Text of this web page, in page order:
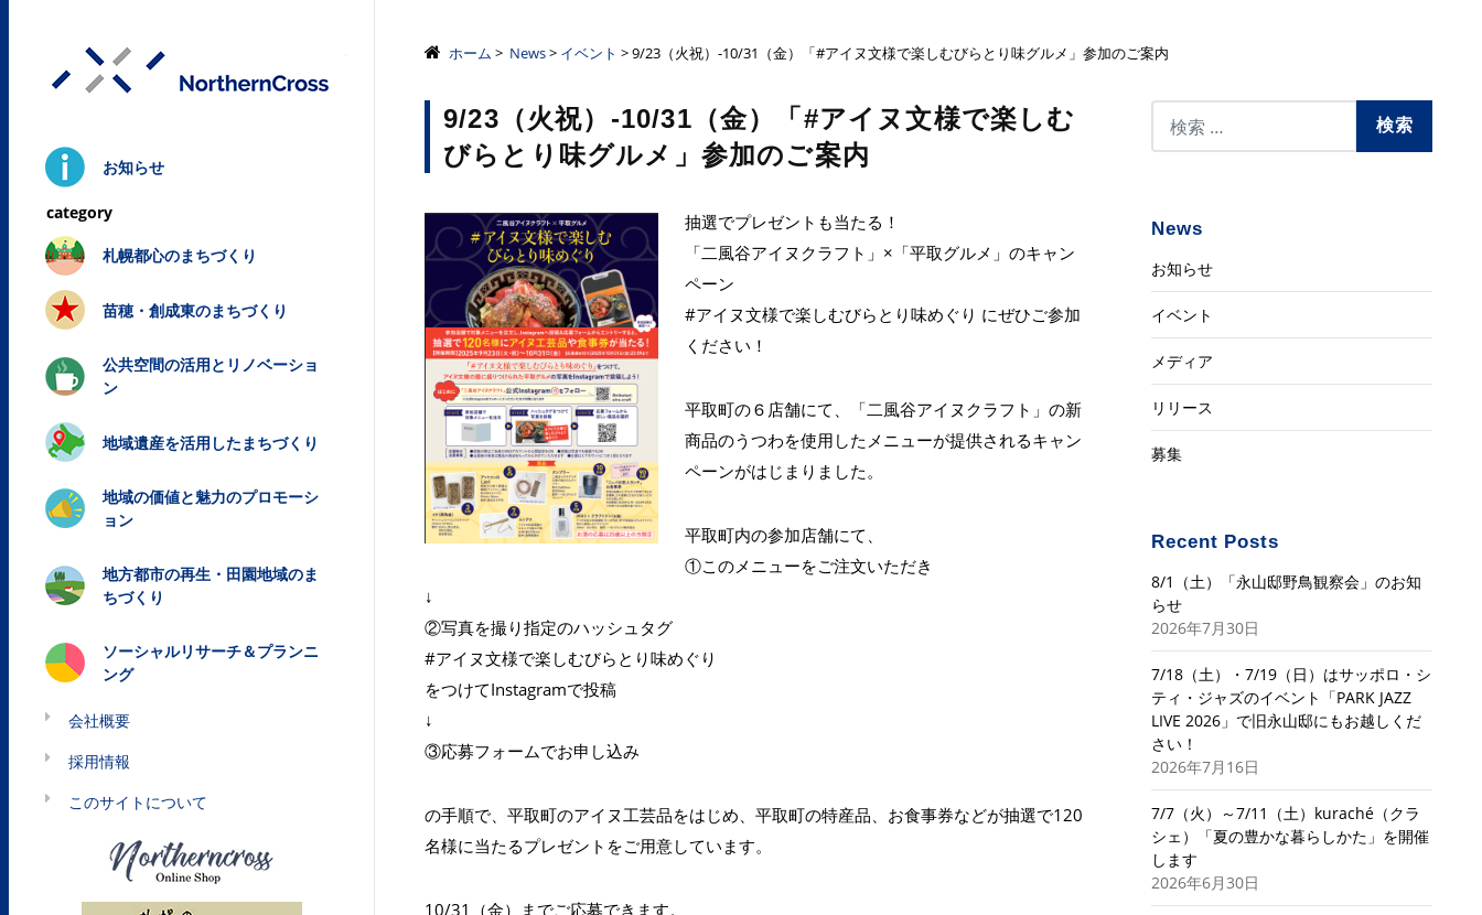
株式会社ノーザンクロス
お知らせ
札幌都心のまちづくり
苗穂・創成東のまちづくり
公共空間の活用とリノベーショ
ン
地域遺産を活用したまちづくり
地域の価値と魅力のプロモーシ
ョン
地方都市の再生・田園地域のま
ちづくり
ソーシャルリサーチ＆プランニ
ング
会社概要
採用情報
このサイトについて
ホーム > News> イベント > 9/23（火祝）-10/31（金）「#アイヌ文様で楽しむびらとり味グルメ」参加のご案内
9/23（火祝）-10/31（金）「#アイヌ文様で楽しむ
びらとり味グルメ」参加のご案内
抽選でプレゼントも当たる！
「二風谷アイヌクラフト」×「平取グルメ」のキャン
ペーン
#アイヌ文様で楽しむびらとり味めぐり にぜひご参加
ください！
平取町の６店舗にて、「二風谷アイヌクラフト」の新
商品のうつわを使用したメニューが提供されるキャン
ペーンがはじまりました。
平取町内の参加店舗にて、
①このメニューをご注文いただき
↓
②写真を撮り指定のハッシュタグ
#アイヌ文様で楽しむびらとり味めぐり
をつけてInstagramで投稿
↓
③応募フォームでお申し込み
の手順で、平取町のアイヌ工芸品をはじめ、平取町の特産品、お食事券などが抽選で120
名様に当たるプレゼントをご用意しています。
10/31（金）までご応募できます。
News
お知らせ
イベント
メディア
リリース
募集
Recent Posts
8/1（土）「永山邸野鳥観察会」のお知
らせ
2026年7月30日
7/18（土）・7/19（日）はサッポロ・シ
ティ・ジャズのイベント「PARK JAZZ
LIVE 2026」で旧永山邸にもお越しくだ
さい！
2026年7月16日
7/7（火）～7/11（土）kuraché（クラ
シェ）「夏の豊かな暮らしかた」を開催
します
2026年6月30日